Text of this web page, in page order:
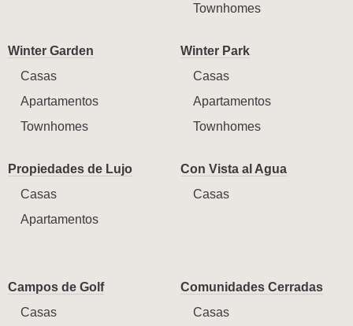
Townhomes
Winter Garden
Casas
Apartamentos
Townhomes
Winter Park
Casas
Apartamentos
Townhomes
Propiedades de Lujo
Casas
Apartamentos
Con Vista al Agua
Casas
Campos de Golf
Casas
Comunidades Cerradas
Casas